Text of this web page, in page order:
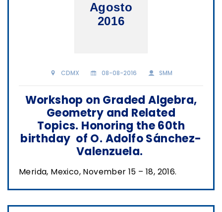
Agosto
2016
CDMX 08-08-2016 SMM
Workshop on Graded Algebra,
Geometry and Related
Topics. Honoring the 60th
birthday of O. Adolfo Sánchez-
Valenzuela.
Merida, Mexico, November 15 – 18, 2016.